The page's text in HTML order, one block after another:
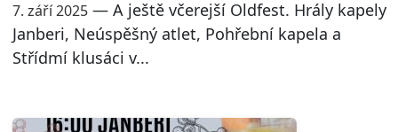
7. září 2025— A ještě včerejší Oldfest. Hrály kapely
Janberi, Neúspěšný atlet, Pohřební kapela a
Střídmí klusáci v...